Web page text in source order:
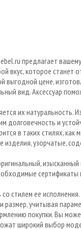
предлагает
вкус, которое станет
выгодной цене,
вид. Аксессуар
их натуральность.
долговечность и
в таких стилях, как
узорчатые,
сертификаты
стилем ее
учитывая
покупки. Вы
широкий выбор